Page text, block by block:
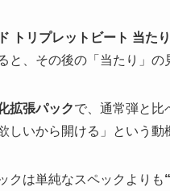
トリプレットビート 当たり
と、その後の「当たり」の
拡張パックで、通常弾と比
いから開ける」という動
クは単純なスペックよりも